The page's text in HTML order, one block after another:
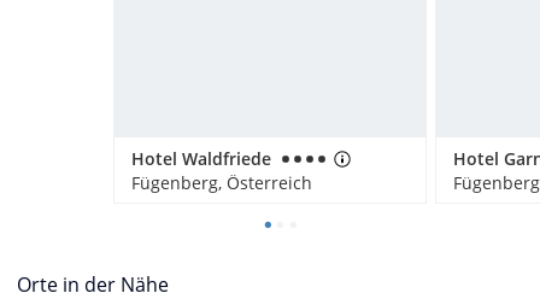
Hotel Waldfriede
Fügenberg, Österreich
Orte in der Nähe